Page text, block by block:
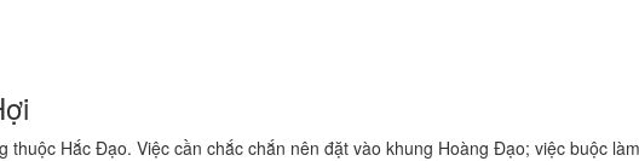
thuộc Hắc Đạo. Việc cần chắc chắn nên đặt vào khung Hoàng Đạo; việc buộc